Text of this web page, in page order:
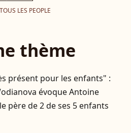
LES PEOPLE
thème
présent pour les enfants" :
évoque Antoine
père de 2 de ses 5 enfants